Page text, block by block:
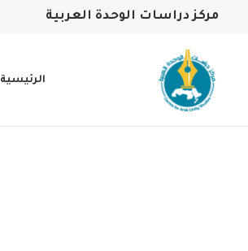
مركز دراسات الوحدة العربية
الرئيسية